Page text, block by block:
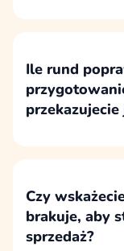
rozwiązania.
Ile rund
konsultację i
Czy
brakuje, aby
sprzedaż?